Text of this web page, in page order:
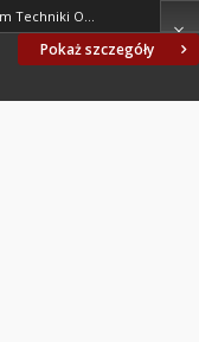
Pokaż szczegóły
Centrum Techniki Okrętowej w Gdańsku. Oprac.